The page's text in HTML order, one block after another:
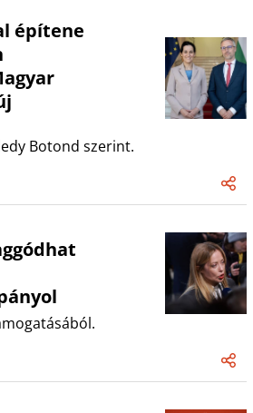
építene
Botond szerint.